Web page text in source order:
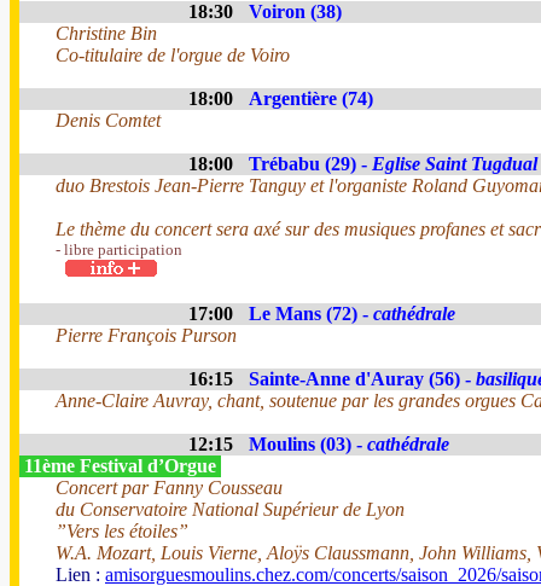
18:30
Voiron (38)
Christine Bin
Co-titulaire de l'orgue de Voiro
18:00
Argentière (74)
Denis Comtet
18:00 Trébabu (29) - Eglise Saint Tugdual
duo Brestois Jean-Pierre Tanguy et l'organiste Roland
Le thème du concert sera axé sur des musiques profanes et
- libre participation
17:00 Le Mans (72) - cathédrale
Pierre François Purson
16:15 Sainte-Anne d'Auray (56) -
Anne-Claire Auvray, chant, soutenue par les grandes orgues
12:15 Moulins (03) - cathédrale
11ème Festival d’Orgue
Concert par Fanny Cousseau
du Conservatoire National Supérieur de Lyon
”Vers les étoiles”
W.A. Mozart, Louis Vierne, Aloÿs Claussmann, John Williams,
Lien : amisorguesmoulins.chez.com/concerts/saison_2026/